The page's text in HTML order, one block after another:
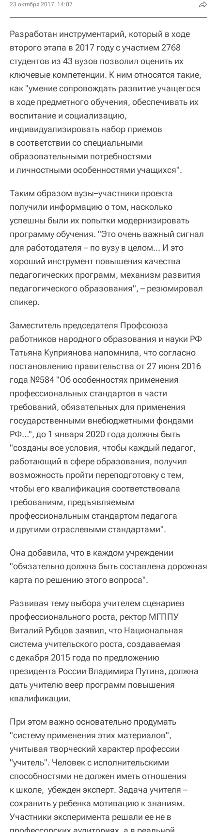
23 октября 2017, 14:07
Разработан инструментарий, который в ходе
второго этапа в 2017 году с участием 2768
студентов из 43 вузов позволил оценить их
ключевые компетенции. К ним относятся такие,
как "умение сопровождать развитие учащегося
в ходе предметного обучения, обеспечивать их
воспитание и социализацию,
индивидуализировать набор приемов
в соответствии со специальными
образовательными потребностями
и личностными особенностями учащихся".
Таким образом вузы–участники проекта
получили информацию о том, насколько
успешны были их попытки модернизировать
программу обучения. "Это очень важный сигнал
для работодателя – по вузу в целом… И это
хороший инструмент повышения качества
педагогических программ, механизм развития
педагогического образования", – резюмировал
спикер.
Заместитель председателя Профсоюза
работников народного образования и науки РФ
Татьяна Куприянова напомнила, что согласно
постановлению правительства от 27 июня 2016
года №584 "Об особенностях применения
профессиональных стандартов в части
требований, обязательных для применения
государственными внебюджетными фондами
РФ…", до 1 января 2020 года должны быть
"созданы все условия, чтобы каждый педагог,
работающий в сфере образования, получил
возможность пройти переподготовку с тем,
чтобы его квалификация соответствовала
требованиям, предъявляемым
профессиональным стандартом педагога
и другими отраслевыми стандартами".
Она добавила, что в каждом учреждении
"обязательно должна быть составлена дорожная
карта по решению этого вопроса".
Развивая тему выбора учителем сценариев
профессионального роста, ректор МГППУ
Виталий Рубцов заявил, что Национальная
система учительского роста, создаваемая
с декабря 2015 года по предложению
президента России Владимира Путина, должна
дать учителю веер программ повышения
квалификации.
При этом важно основательно продумать
"систему применения этих материалов",
учитывая творческий характер профессии
"учитель". Человек с исполнительскими
способностями не должен иметь отношения
к школе, убежден эксперт. Задача учителя –
сохранить у ребенка мотивацию к знаниям.
Участники эксперимента решали ее не в